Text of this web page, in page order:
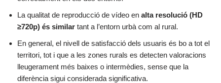
La qualitat de reproducció de vídeo en alta resolució (HD
≥720p) és similar tant a l’entorn urbà com al rural.
En general, el nivell de satisfacció dels usuaris és bo a tot el
territori, tot i que a les zones rurals es detecten valoracions
lleugerament més baixes o intermèdies, sense que la
diferència sigui considerada significativa.